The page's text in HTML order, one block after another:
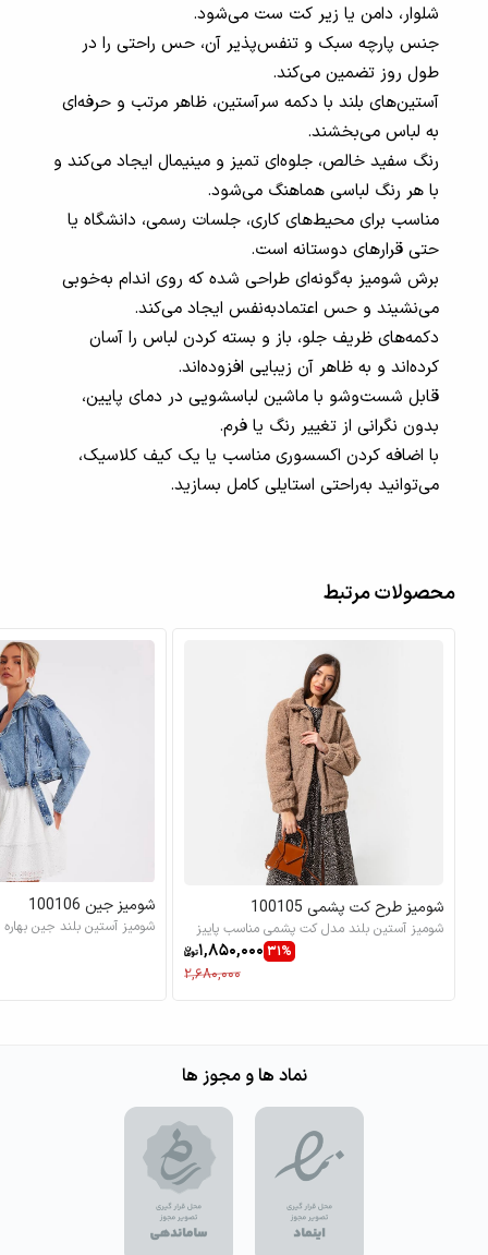
شلوار، دامن یا زیر کت ست می‌شود.
جنس پارچه سبک و تنفس‌پذیر آن، حس راحتی را در
طول روز تضمین می‌کند.
آستین‌های بلند با دکمه سرآستین، ظاهر مرتب و حرفه‌ای
به لباس می‌بخشند.
رنگ سفید خالص، جلوه‌ای تمیز و مینیمال ایجاد می‌کند و
با هر رنگ لباسی هماهنگ می‌شود.
مناسب برای محیط‌های کاری، جلسات رسمی، دانشگاه یا
حتی قرارهای دوستانه است.
برش شومیز به‌گونه‌ای طراحی شده که روی اندام به‌خوبی
می‌نشیند و حس اعتمادبه‌نفس ایجاد می‌کند.
دکمه‌های ظریف جلو، باز و بسته کردن لباس را آسان
کرده‌اند و به ظاهر آن زیبایی افزوده‌اند.
قابل شست‌وشو با ماشین لباسشویی در دمای پایین،
بدون نگرانی از تغییر رنگ یا فرم.
با اضافه کردن اکسسوری مناسب یا یک کیف کلاسیک،
می‌توانید به‌راحتی استایلی کامل بسازید.
محصولات مرتبط
شومیز طرح کت پشمی 100105
شومیز آستین بلند مدل کت پشمی مناسب پاییز
31%
1,850,000
2,680,000
شومیز جین 100106
شومیز آستین بلند جین بهاره
نماد ها و مجوز ها